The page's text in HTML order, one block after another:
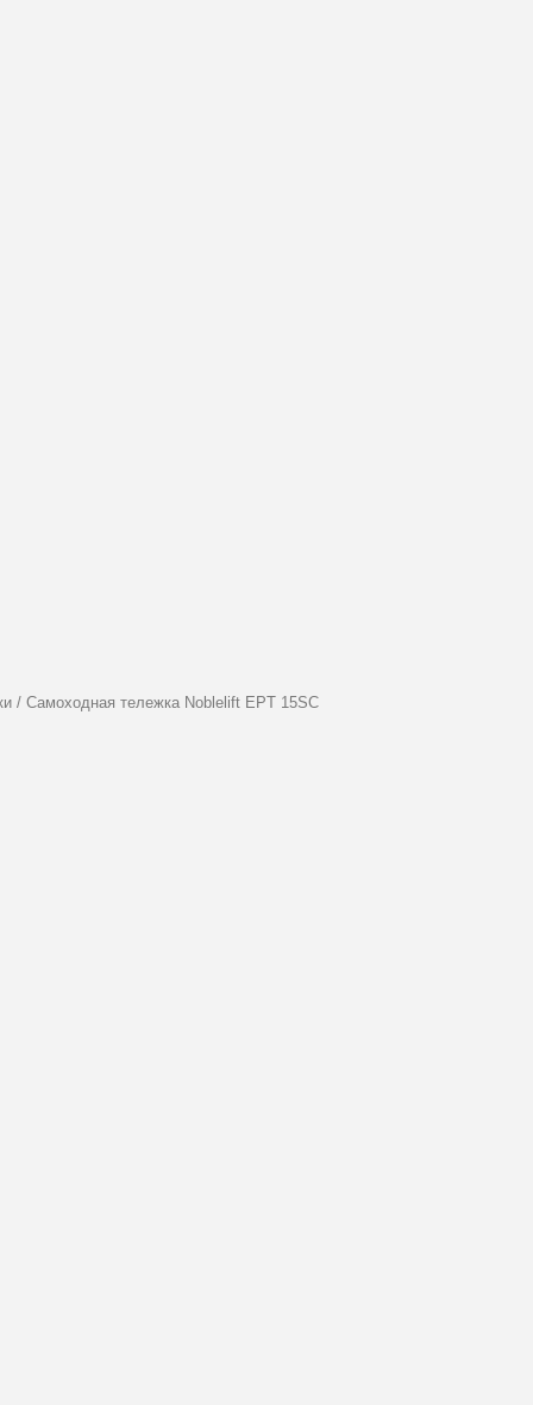
/ Самоходная тележка Noblelift EPT 15SC